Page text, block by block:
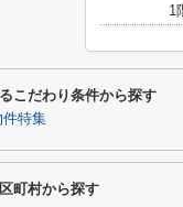
1
こだわり条件から探す
件特集
町村から探す